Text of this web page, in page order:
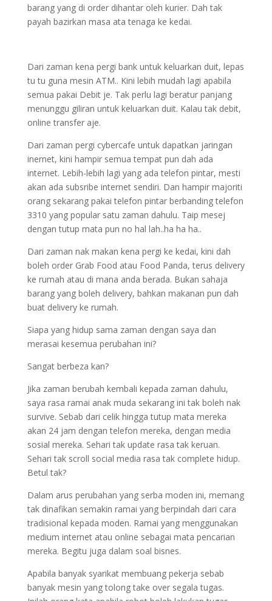
barang yang di order dihantar oleh kurier. Dah tak
payah bazirkan masa ata tenaga ke kedai.
Dari zaman kena pergi bank untuk keluarkan duit, lepas
tu tu guna mesin ATM.. Kini lebih mudah lagi apabila
semua pakai Debit je. Tak perlu lagi beratur panjang
menunggu giliran untuk keluarkan duit. Kalau tak debit,
online transfer aje.
Dari zaman pergi cybercafe untuk dapatkan jaringan
inernet, kini hampir semua tempat pun dah ada
internet. Lebih-lebih lagi yang ada telefon pintar, mesti
akan ada subsribe internet sendiri. Dan hampir majoriti
orang sekarang pakai telefon pintar berbanding telefon
3310 yang popular satu zaman dahulu. Taip mesej
dengan tutup mata pun no hal lah..ha ha ha..
Dari zaman nak makan kena pergi ke kedai, kini dah
boleh order Grab Food atau Food Panda, terus delivery
ke rumah atau di mana anda berada. Bukan sahaja
barang yang boleh delivery, bahkan makanan pun dah
buat delivery ke rumah.
Siapa yang hidup sama zaman dengan saya dan
merasai kesemua perubahan ini?
Sangat berbeza kan?
Jika zaman berubah kembali kepada zaman dahulu,
saya rasa ramai anak muda sekarang ini tak boleh nak
survive. Sebab dari celik hingga tutup mata mereka
akan 24 jam dengan telefon mereka, dengan media
sosial mereka. Sehari tak update rasa tak keruan.
Sehari tak scroll social media rasa tak complete hidup.
Betul tak?
Dalam arus perubahan yang serba moden ini, memang
tak dinafikan semakin ramai yang berpindah dari cara
tradisional kepada moden. Ramai yang menggunakan
medium internet atau online sebagai mata pencarian
mereka. Begitu juga dalam soal bisnes.
Apabila banyak syarikat membuang pekerja sebab
banyak mesin yang tolong take over segala tugas.